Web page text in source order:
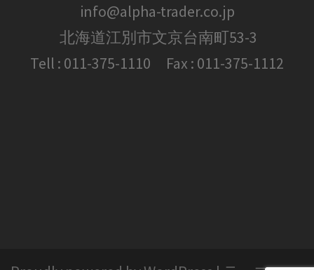
info@alpha-trader.co.jp
北海道江別市文京台南町53-3
Tell : 011-375-1110 Fax : 011-375-1112